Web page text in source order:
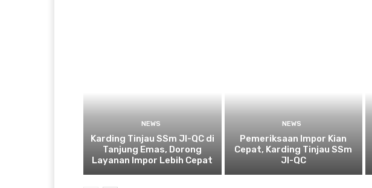
NEWS
Karding Tinjau SSm JI-QC di
Tanjung Emas, Dorong
Layanan Impor Lebih Cepat
NEWS
Pemeriksaan Impor Kian
Cepat, Karding Tinjau SSm
JI-QC